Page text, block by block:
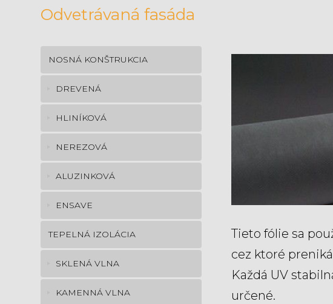
Odvetrávaná fasáda
NOSNÁ KONŠTRUKCIA
DREVENÁ
HLINÍKOVÁ
NEREZOVÁ
ALUZINKOVÁ
ENSAVE
TEPELNÁ IZOLÁCIA
SKLENÁ VLNA
KAMENNÁ VLNA
Tieto fólie sa
cez ktoré
Každá UV
určené.